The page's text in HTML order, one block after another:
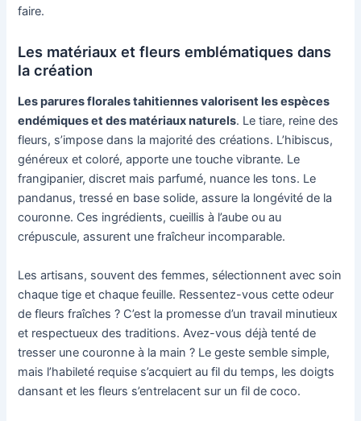
faire.
Les matériaux et fleurs emblématiques dans
la création
Les parures florales tahitiennes valorisent les espèces
endémiques et des matériaux naturels. Le tiare, reine des
fleurs, s’impose dans la majorité des créations. L’hibiscus,
généreux et coloré, apporte une touche vibrante. Le
frangipanier, discret mais parfumé, nuance les tons. Le
pandanus, tressé en base solide, assure la longévité de la
couronne. Ces ingrédients, cueillis à l’aube ou au
crépuscule, assurent une fraîcheur incomparable.
Les artisans, souvent des femmes, sélectionnent avec soin
chaque tige et chaque feuille. Ressentez-vous cette odeur
de fleurs fraîches ? C’est la promesse d’un travail minutieux
et respectueux des traditions. Avez-vous déjà tenté de
tresser une couronne à la main ? Le geste semble simple,
mais l’habileté requise s’acquiert au fil du temps, les doigts
dansant et les fleurs s’entrelacent sur un fil de coco.